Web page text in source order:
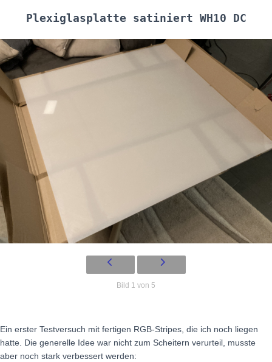
Plexiglasplatte satiniert WH10 DC
Bild 1 von 5
Ein erster Testversuch mit fertigen RGB-Stripes, die ich noch liegen
hatte. Die generelle Idee war nicht zum Scheitern verurteil, musste
aber noch stark verbessert werden: